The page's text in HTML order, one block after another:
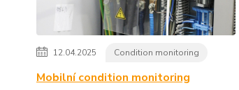
12.04.2025 Condition monitoring
Mobilní condition monitoring